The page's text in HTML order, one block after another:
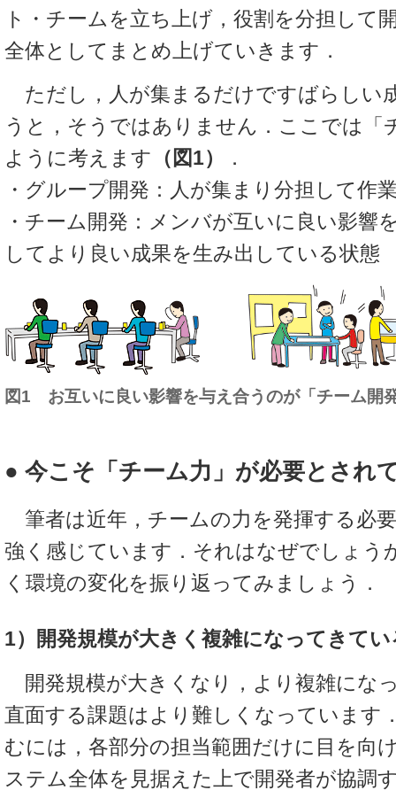
ト・チームを立ち上げ，役割を分担して
全体としてまとめ上げていきます．
ただし，人が集まるだけですばらしい
うと，そうではありません．ここでは「
ように考えます （図1）
．
・グループ開発：人が集まり分担して作
・チーム開発：メンバが互いに良い影響
してより良い成果を生み出している状態
図1 お互いに良い影響を与え合うのが「チーム開
● 今こそ「チーム力」が必要とされ
筆者は近年，チームの力を発揮する必
強く感じています．それはなぜでしょう
く環境の変化を振り返ってみましょう．
1）開発規模が大きく複雑になってきてい
開発規模が大きくなり，より複雑にな
直面する課題はより難しくなっています
むには，各部分の担当範囲だけに目を向
ステム全体を見据えた上で開発者が協調